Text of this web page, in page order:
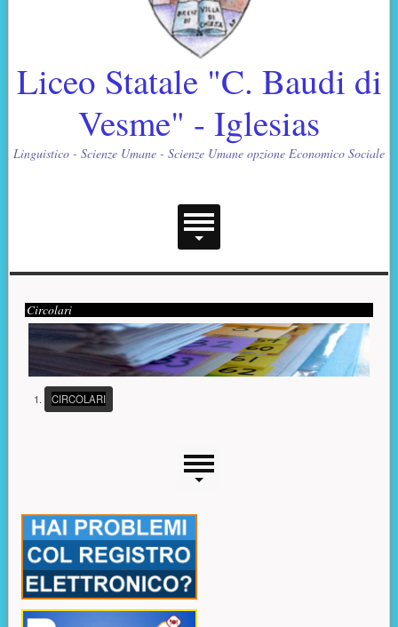
Liceo Statale "C. Baudi di
Vesme" - Iglesias
Linguistico - Scienze Umane - Scienze Umane opzione Economico Sociale
Menu principale
Presentazione
Circolari
CIRCOLARI(PULSANTE PRESENTAZIONE)
Menu laterale
Risorse aggiuntive (colonna di sinistra)